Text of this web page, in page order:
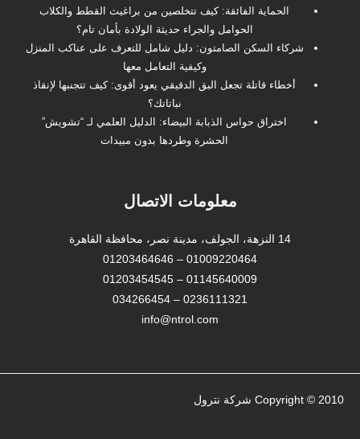
الحماية الفائقة: كيف تتخلصين من براغيث القطط والكلاب
الحوامل والجراء حديثة الولادة بأمان تام؟
شركاء السكن الصامتون: دليل شامل للتعرف على عناكب المنزل
وكيفية التعامل معها
أخطاء قاتلة تجعل البق الدقيقي يعود أقوى: كيف تتجنبها لإنقاذ
نباتاتك؟
اختراق حواس الذبابة البيضاء: الدليل العلمي لـ “تشويش”
الحشرة وطردها بدون مبيدات
معلومات الاتصال
14 النزهة، الجولف، مدينة نصر، محافظة القاهرة‬
01009220464 – 01203464646
01145640009 – 01203454545
0236111321 – 034266454
info@ntrol.com
Copyright © 2010 شركة نترول